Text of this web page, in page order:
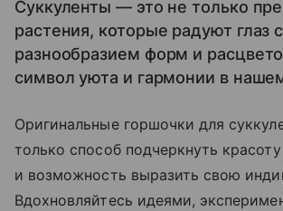
Суккуленты — это не только
растения, которые радуют глаз
разнообразием форм и
символ уюта и гармонии в
Оригинальные горшочки для
только способ подчеркнуть
и возможность выразить свою
Вдохновляйтесь идеями,